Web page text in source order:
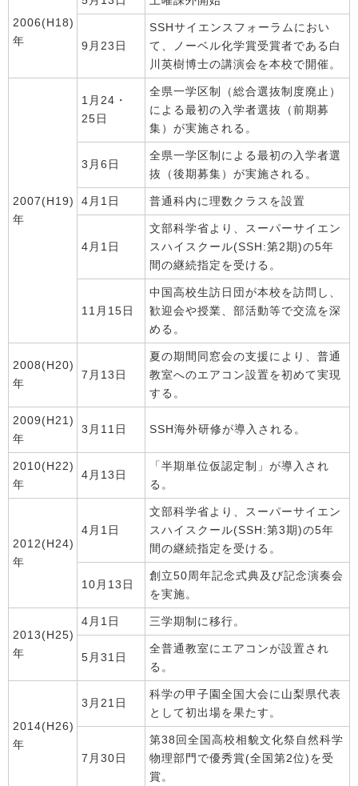
2006(H18)
年
9月23日
SSHサイエンスフォーラムにおい
て、ノーベル化学賞受賞者である白
川英樹博士の講演会を本校で開催。
2007(H19)
年
1月24・
25日
全県一学区制（総合選抜制度廃止）
による最初の入学者選抜（前期募
集）が実施される。
3月6日
全県一学区制による最初の入学者選
抜（後期募集）が実施される。
4月1日 普通科内に理数クラスを設置
4月1日
文部科学省より、スーパーサイエン
スハイスクール(SSH:第2期)の5年
間の継続指定を受ける。
11月15日
中国高校生訪日団が本校を訪問し、
歓迎会や授業、部活動等で交流を深
める。
2008(H20)
年
7月13日
夏の期間同窓会の支援により、普通
教室へのエアコン設置を初めて実現
する。
2009(H21)
年
3月11日 SSH海外研修が導入される。
2010(H22)
年
4月13日
「半期単位仮認定制」が導入され
る。
2012(H24)
年
4月1日
文部科学省より、スーパーサイエン
スハイスクール(SSH:第3期)の5年
間の継続指定を受ける。
10月13日
創立50周年記念式典及び記念演奏会
を実施。
2013(H25)
年
4月1日 三学期制に移行。
5月31日
全普通教室にエアコンが設置され
る。
2014(H26)
年
3月21日
科学の甲子園全国大会に山梨県代表
として初出場を果たす。
7月30日
第38回全国高校相貌文化祭自然科学
物理部門で優秀賞(全国第2位)を受
賞。